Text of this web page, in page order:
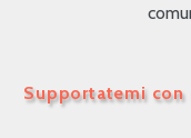
Supportatemi con